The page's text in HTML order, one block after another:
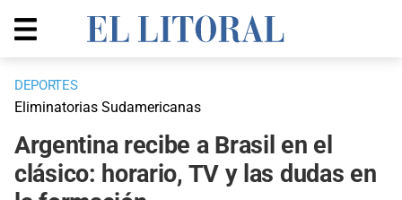
DEPORTES
Eliminatorias Sudamericanas
Argentina recibe a Brasil en el
clásico: horario, TV y las dudas en